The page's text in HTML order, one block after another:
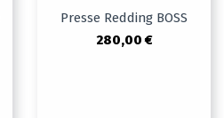
Presse Redding BOSS
280,00 €